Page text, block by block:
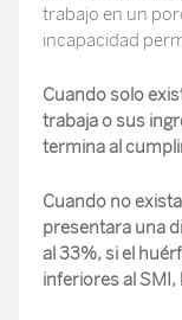
trabajo en un
incapacidad
Cuando solo
trabaja o sus
termina al
Cuando no
presentara una
al 33%, si el
inferiores al SMI,